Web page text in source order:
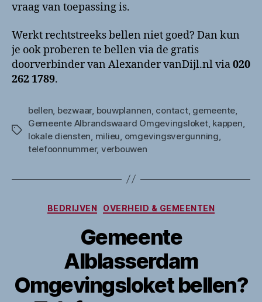
vraag van toepassing is.
Werkt rechtstreeks bellen niet goed? Dan kun
je ook proberen te bellen via de gratis
doorverbinder van Alexander vanDijl.nl via020
262 1789.
Tags
bellen bezwaar, bouwplannen contact, gemeente
Gemeente Albrandswaard Omgevingsloket, kappen
lokale diensten milieu omgevingsvergunning
telefoonnummer, verbouwen
Categorieën
BEDRIJVEN OVERHEID & GEMEENTEN
Gemeente
Alblasserdam
Omgevingsloket bellen?